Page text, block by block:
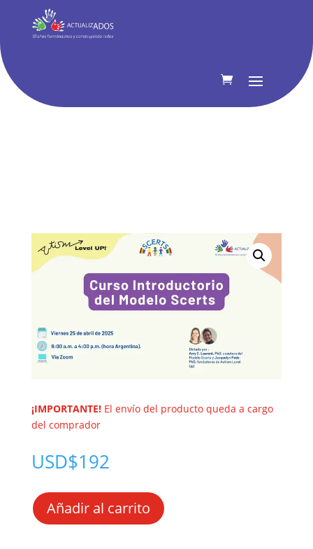
¡IMPORTANTE!El envío del producto queda a cargo
del comprador
USD$192
Añadir al carrito